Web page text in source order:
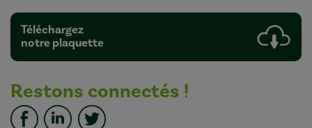
Téléchargez
notre plaquette
Restons connectés !